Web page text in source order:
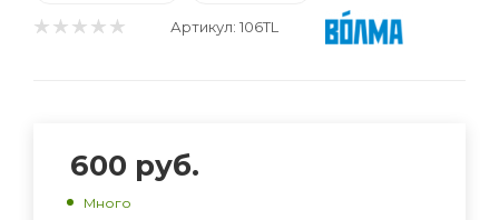
Артикул: 106TL
600 руб.
Много